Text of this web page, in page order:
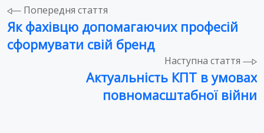
Навігація
записів
Попередня стаття
Як фахівцю допомагаючих професій
сформувати свій бренд
Наступна стаття
Актуальність КПТ в умовах
повномасштабної війни